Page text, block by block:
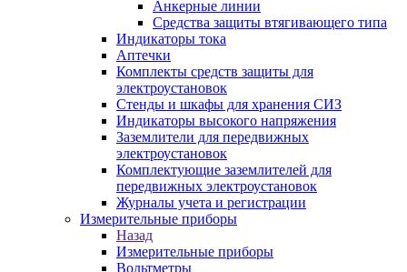
Анкерные линии
Средства защиты втягивающего типа
Индикаторы тока
Аптечки
Комплекты средств защиты для
электроустановок
Стенды и шкафы для хранения СИЗ
Индикаторы высокого напряжения
Заземлители для передвижных
электроустановок
Комплектующие заземлителей для
передвижных электроустановок
Журналы учета и регистрации
Измерительные приборы
Назад
Измерительные приборы
Вольтметры